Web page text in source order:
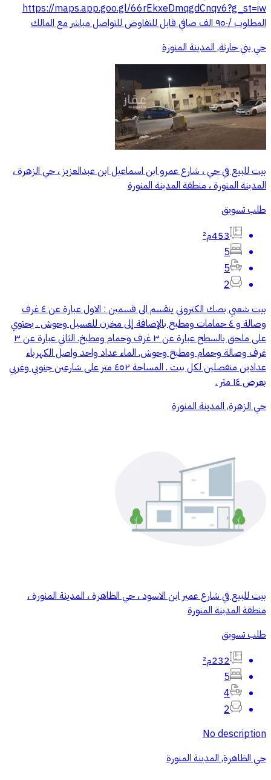
https://maps.app.goo.gl/66rEkxeDmqgdCnqv6?g_st=iw
المطلوب /٩٥٠ الف صافي قابل للتفاوض للتواصل مباشر مع المالك
حي بني حارثة, المدينة المنورة
بيت للبيع في حي ، شارع عمرو ابن اسماعيل ابن عبدالعزيز ، حي الزهرة ،
المدينة المنورة ، منطقة المدينة المنورة
طلب تسويق
453م²
5
5
2
بيت شعبي بصك الكتروني ينقسم الى قسمين : الاول عبارة عن ٤ غرف
وصالة و ٤ حمامات ومطبخ بالإضافة إلى مخزن للغسيل وحوش . يحتوي
على ملحق بالسطح عبارة عن ٣ غرف وحمام ومطبخ. الثاني عبارة عن ٣
غرف وصالة وحمام ومطبخ وحوش. الماء عداد واحد واصل الكهرباء
عدادين منفصلين لكل بيت . المساحة ٤٥٢ متر على شارعين جنوبي وغربي
بعرض ١٤ متر .
حي الزهرة, المدينة المنورة
بيت للبيع في شارع عمير ابن الاسود ، حي الظاهرة ، المدينة المنورة ،
منطقة المدينة المنورة
طلب تسويق
232م²
5
4
2
No description
حي الظاهرة, المدينة المنورة